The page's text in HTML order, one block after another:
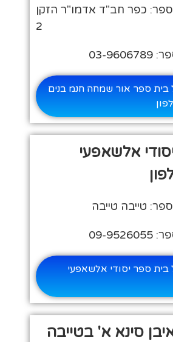
כפר חב"ד אדמו"ר הזקן
2
ספר אור שמחה חנמ בנים
אלשאפעי
טייבה טייבה
ספר יסודי אלשאפעי
סינא א' בטייבה